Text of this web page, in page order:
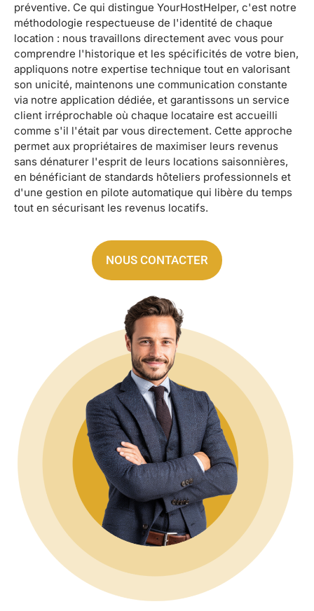
préventive. Ce qui distingue YourHostHelper, c'est notre
méthodologie respectueuse de l'identité de chaque
location : nous travaillons directement avec vous pour
comprendre l'historique et les spécificités de votre bien,
appliquons notre expertise technique tout en valorisant
son unicité, maintenons une communication constante
via notre application dédiée, et garantissons un service
client irréprochable où chaque locataire est accueilli
comme s'il l'était par vous directement. Cette approche
permet aux propriétaires de maximiser leurs revenus
sans dénaturer l'esprit de leurs locations saisonnières,
en bénéficiant de standards hôteliers professionnels et
d'une gestion en pilote automatique qui libère du temps
tout en sécurisant les revenus locatifs.
NOUS CONTACTER